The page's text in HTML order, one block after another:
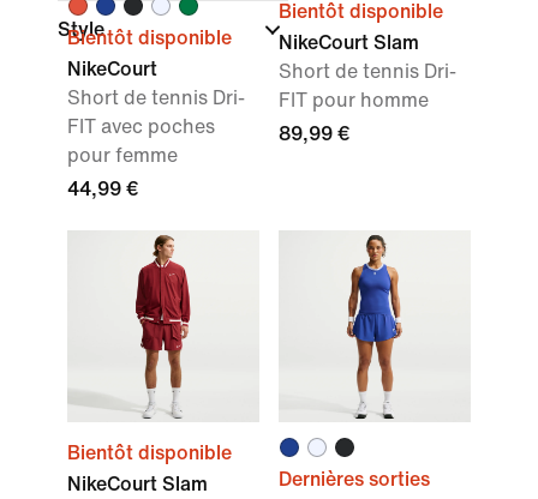
Style
Bientôt disponible
NikeCourt
Short de tennis Dri-
FIT avec poches
pour femme
44,99 €
Bientôt disponible
NikeCourt Slam
Short de tennis Dri-
FIT pour homme
89,99 €
Bientôt disponible
NikeCourt Slam
Dernières sorties